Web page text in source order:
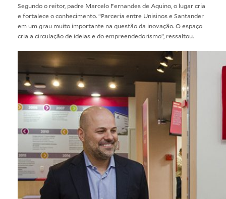
Segundo o reitor, padre Marcelo Fernandes de Aquino, o lugar cria
e fortalece o conhecimento. “Parceria entre Unisinos e Santander
em um grau muito importante na questão da inovação. O espaço
cria a circulação de ideias e do empreendedorismo”, ressaltou.